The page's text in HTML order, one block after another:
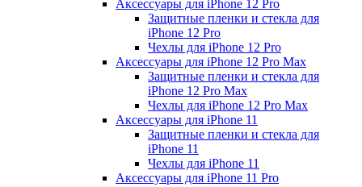
Аксессуары для iPhone 12 Pro
Защитные пленки и стекла для
iPhone 12 Pro
Чехлы для iPhone 12 Pro
Аксессуары для iPhone 12 Pro Max
Защитные пленки и стекла для
iPhone 12 Pro Max
Чехлы для iPhone 12 Pro Max
Аксессуары для iPhone 11
Защитные пленки и стекла для
iPhone 11
Чехлы для iPhone 11
Аксессуары для iPhone 11 Pro